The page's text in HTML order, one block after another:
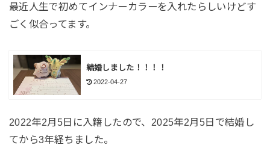
最近人生で初めてインナーカラーを入れたらしいけどす
ごく似合ってます。
結婚しました！！！！
2022-04-27
2022年2月5日に入籍したので、2025年2月5日で結婚し
てから3年経ちました。